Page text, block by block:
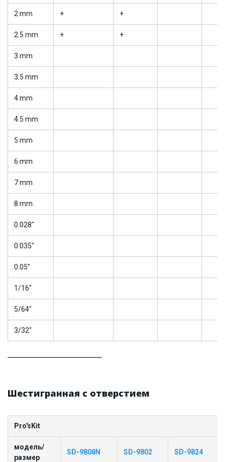
2 mm + +
2.5 mm + +
3 mm
3.5 mm
4 mm
4.5 mm
5 mm
6 mm
7 mm
8 mm
0.028"
0.035"
0.05"
1/16"
5/64"
3/32"
Шестигранная с отверстием
Pro'sKit
модель/
размер
SD-9808N SD-9802 SD-9824